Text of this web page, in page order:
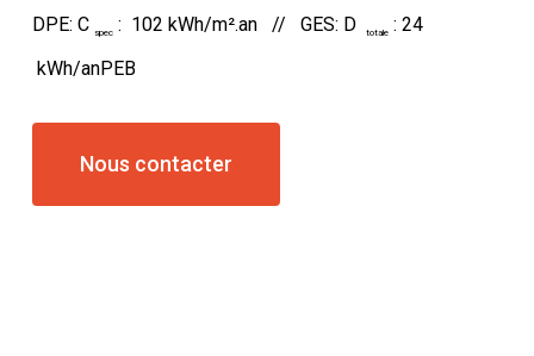
DPE: C spec : 102 kWh/m².an // GES: D totale : 24
kWh/anPEB
Nous contacter